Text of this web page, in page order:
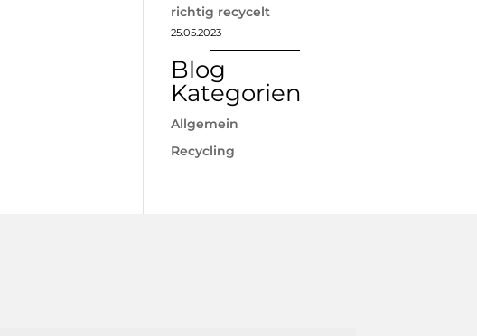
richtig recycelt
25.05.2023
Blog
Kategorien
Allgemein
Recycling